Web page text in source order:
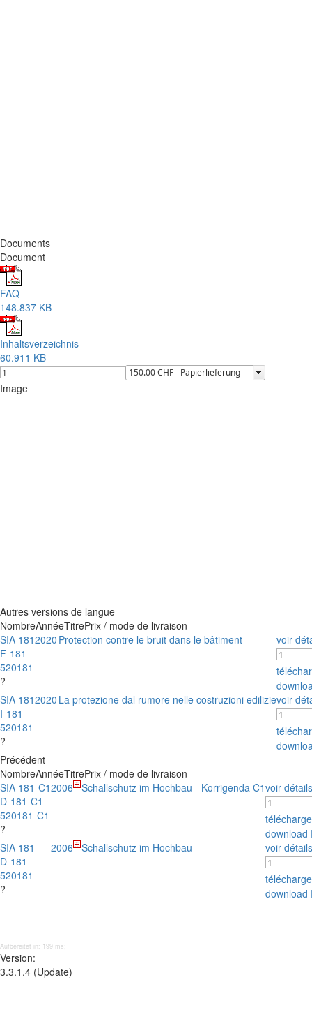
Documents
Document
FAQ
148.837 KB
Inhaltsverzeichnis
60.911 KB
Image
Autres versions de langue
NombreAnnéeTitrePrix / mode de livraison
SIA 181
F-181
520181
?
2020 Protection contre le bruit dans le bâtiment voir
SIA 181
I-181
520181
?
2020 La protezione dal rumore nelle costruzioni edilizievoir
Précédent
NombreAnnéeTitrePrix / mode de livraison
SIA 181-C1
D-181-C1
520181-C1
?
2006 Schallschutz im Hochbau - Korrigenda C1voir détails
download
SIA 181
D-181
520181
?
2006 Schallschutz im Hochbau voir détails
download
Aufbereitet in: 199 ms;
Version:
3.3.1.4 (Update)